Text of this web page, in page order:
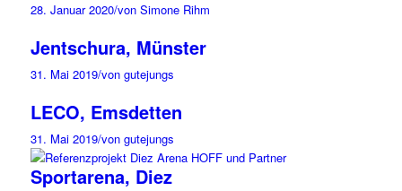
28. Januar 2020/von Simone Rihm
Jentschura, Münster
31. Mai 2019/von gutejungs
LECO, Emsdetten
31. Mai 2019/von gutejungs
Sportarena, Diez